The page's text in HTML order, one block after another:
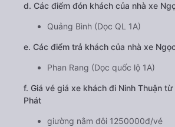
d. Các điểm đón khách của nhà xe
Quảng Bình (Dọc QL 1A)
e. Các điểm trả khách của nhà xe
Phan Rang (Dọc quốc lộ 1A)
f. Giá vé giá xe khách đi Ninh Thuận
Phát
giường nằm đôi 1250000đ/vé